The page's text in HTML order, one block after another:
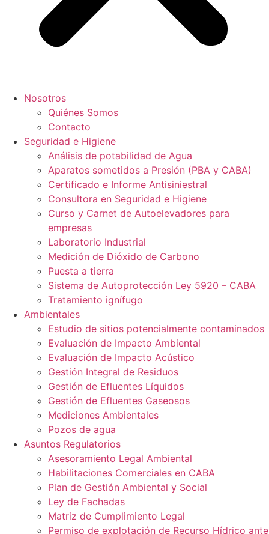
Nosotros
Quiénes Somos
Contacto
Seguridad e Higiene
Análisis de potabilidad de Agua
Aparatos sometidos a Presión (PBA y CABA)
Certificado e Informe Antisiniestral
Consultora en Seguridad e Higiene
Curso y Carnet de Autoelevadores para
empresas
Laboratorio Industrial
Medición de Dióxido de Carbono
Puesta a tierra
Sistema de Autoprotección Ley 5920 – CABA
Tratamiento ignífugo
Ambientales
Estudio de sitios potencialmente contaminados
Evaluación de Impacto Ambiental
Evaluación de Impacto Acústico
Gestión Integral de Residuos
Gestión de Efluentes Líquidos
Gestión de Efluentes Gaseosos
Mediciones Ambientales
Pozos de agua
Asuntos Regulatorios
Asesoramiento Legal Ambiental
Habilitaciones Comerciales en CABA
Plan de Gestión Ambiental y Social
Ley de Fachadas
Matriz de Cumplimiento Legal
Permiso de explotación de Recurso Hídrico ante